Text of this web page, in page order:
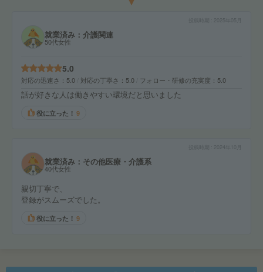
2025年05月
就業済み：介護関連
50代女性
5.0
対応の迅速さ 5.0 対応の丁寧さ 5.0 フォロー・研修の充実度 5.0
話が好きな人は働きやすい環境だと思いました
役に立った！ 9
2024年10月
就業済み：その他医療・介護系
40代女性
親切丁寧で、
登録がスムーズでした。
役に立った！ 9